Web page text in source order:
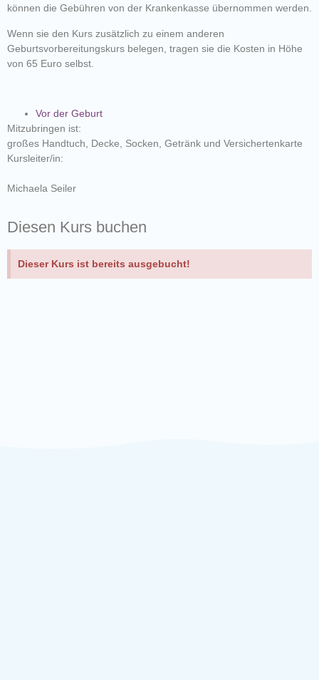
können die Gebühren von der Krankenkasse übernommen werden.
Wenn sie den Kurs zusätzlich zu einem anderen
Geburtsvorbereitungskurs belegen, tragen sie die Kosten in Höhe
von 65 Euro selbst.
Vor der Geburt
Mitzubringen ist:
großes Handtuch, Decke, Socken, Getränk und Versichertenkarte
Kursleiter/in:
Michaela Seiler
Diesen Kurs buchen
Dieser Kurs ist bereits ausgebucht!